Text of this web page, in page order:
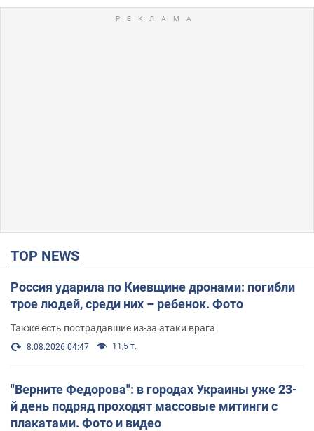
TOP NEWS
Россия ударила по Киевщине дронами: погибли
трое людей, среди них – ребенок. Фото
Также есть пострадавшие из-за атаки врага
8.08.2026 04:47 11,5 т.
"Верните Федорова": в городах Украины уже 23-
й день подряд проходят массовые митинги с
плакатами. Фото и видео